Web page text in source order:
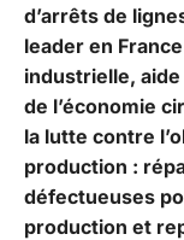
d’arrêts de
leader en
industrielle,
de l’économie
la lutte contre
production :
défectueuses
production et